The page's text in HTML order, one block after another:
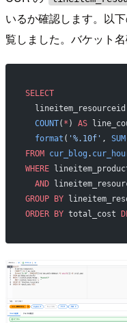
いるか確認します。以
覧しました。バケット
SELECT
  lineitem_resourceid
  COUNT
( * ) AS
  format
( '%.10f' , SUM
FROM cur_blog .
WHERE
  AND
GROUP BY
ORDER BY total_cost